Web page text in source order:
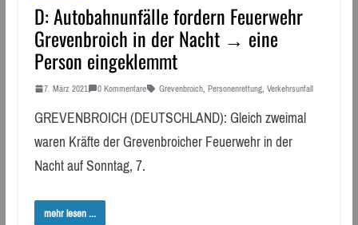
D: Autobahnunfälle fordern Feuerwehr
Grevenbroich in der Nacht → eine
Person eingeklemmt
7. März 2021 0 Kommentare Grevenbroich, Personenrettung, Verkehrsunfall
GREVENBROICH (DEUTSCHLAND): Gleich zweimal
waren Kräfte der Grevenbroicher Feuerwehr in der
Nacht auf Sonntag, 7.
mehr lesen ...